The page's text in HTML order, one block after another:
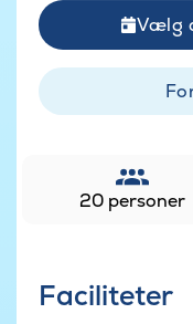
Vælg
20 personer
Faciliteter